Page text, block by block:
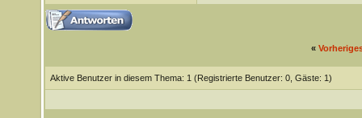
«
Aktive Benutzer in diesem Thema: 1 (Registrierte Benutzer: 0, Gäste: 1)